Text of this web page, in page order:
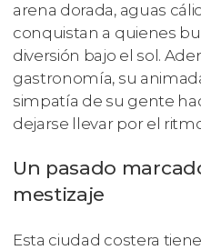
arena dorada, aguas
conquistan a quienes
diversión bajo el sol.
gastronomía, su
simpatía de su gente
dejarse llevar por el
Un pasado
mestizaje
Esta ciudad costera